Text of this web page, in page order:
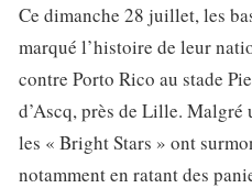
Ce dimanche 28 juillet, les
marqué l’histoire de leur
contre Porto Rico au stade
d’Ascq, près de Lille.
les « Bright Stars » ont
notamment en ratant des